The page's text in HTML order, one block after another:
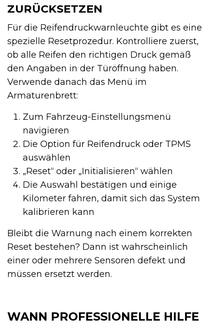
ZURÜCKSETZEN
Für die Reifendruckwarnleuchte gibt es eine
spezielle Resetprozedur. Kontrolliere zuerst,
ob alle Reifen den richtigen Druck gemäß
den Angaben in der Türöffnung haben.
Verwende danach das Menü im
Armaturenbrett:
Zum Fahrzeug-Einstellungsmenü
navigieren
Die Option für Reifendruck oder TPMS
auswählen
„Reset“ oder „Initialisieren“ wählen
Die Auswahl bestätigen und einige
Kilometer fahren, damit sich das System
kalibrieren kann
Bleibt die Warnung nach einem korrekten
Reset bestehen? Dann ist wahrscheinlich
einer oder mehrere Sensoren defekt und
müssen ersetzt werden.
WANN PROFESSIONELLE HILFE